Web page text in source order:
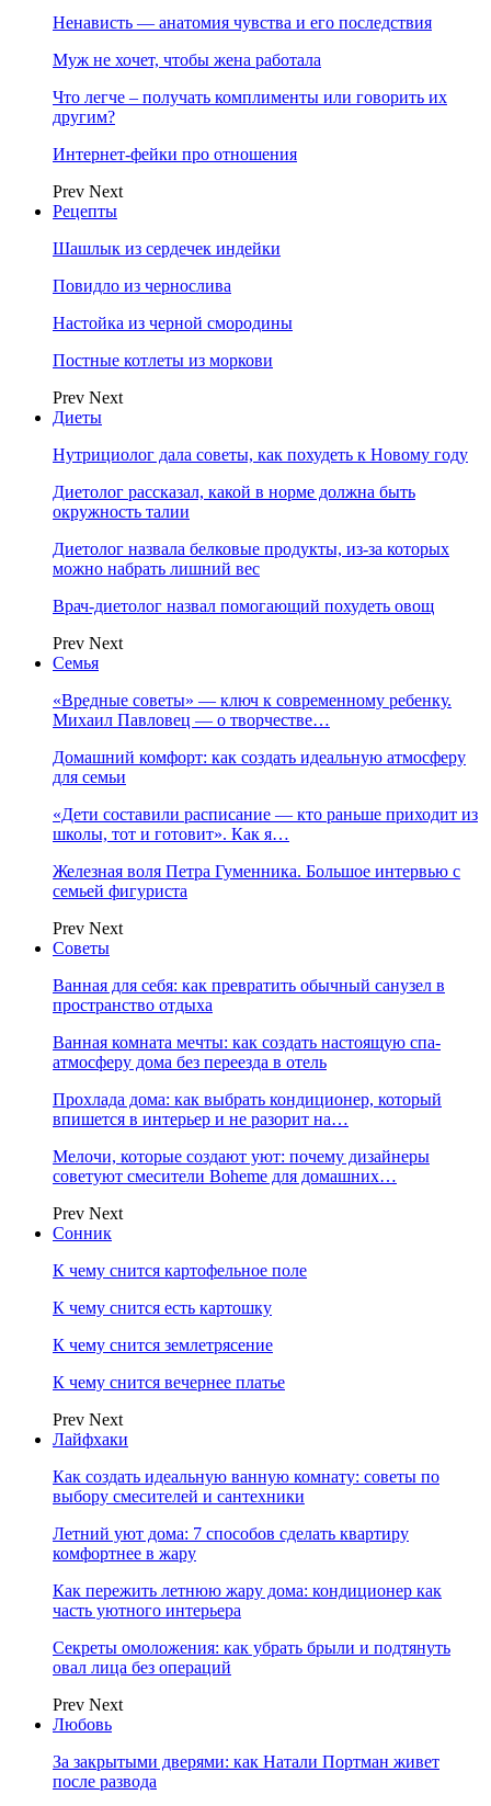
Ненависть — анатомия чувства и его последствия
Муж не хочет, чтобы жена работала
Что легче – получать комплименты или говорить их
другим?
Интернет-фейки про отношения
Prev Next
Рецепты
Шашлык из сердечек индейки
Повидло из чернослива
Настойка из черной смородины
Постные котлеты из моркови
Prev Next
Диеты
Нутрициолог дала советы, как похудеть к Новому году
Диетолог рассказал, какой в норме должна быть
окружность талии
Диетолог назвала белковые продукты, из-за которых
можно набрать лишний вес
Врач-диетолог назвал помогающий похудеть овощ
Prev Next
Семья
«Вредные советы» — ключ к современному ребенку.
Михаил Павловец — о творчестве…
Домашний комфорт: как создать идеальную атмосферу
для семьи
«Дети составили расписание — кто раньше приходит из
школы, тот и готовит». Как я…
Железная воля Петра Гуменника. Большое интервью с
семьей фигуриста
Prev Next
Советы
Ванная для себя: как превратить обычный санузел в
пространство отдыха
Ванная комната мечты: как создать настоящую спа-
атмосферу дома без переезда в отель
Прохлада дома: как выбрать кондиционер, который
впишется в интерьер и не разорит на…
Мелочи, которые создают уют: почему дизайнеры
советуют смесители Boheme для домашних…
Prev Next
Сонник
К чему снится картофельное поле
К чему снится есть картошку
К чему снится землетрясение
К чему снится вечернее платье
Prev Next
Лайфхаки
Как создать идеальную ванную комнату: советы по
выбору смесителей и сантехники
Летний уют дома: 7 способов сделать квартиру
комфортнее в жару
Как пережить летнюю жару дома: кондиционер как
часть уютного интерьера
Секреты омоложения: как убрать брыли и подтянуть
овал лица без операций
Prev Next
Любовь
За закрытыми дверями: как Натали Портман живет
после развода